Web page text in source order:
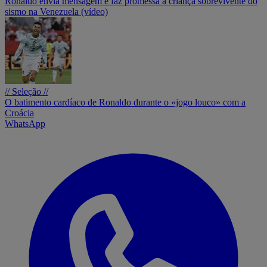
sismo na Venezuela (vídeo)
// Seleção //
O batimento cardíaco de Ronaldo durante o «jogo louco» com a
Croácia
WhatsApp